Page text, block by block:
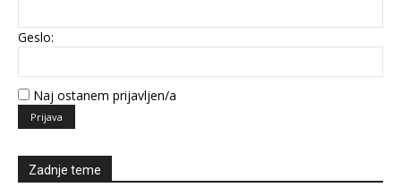
Geslo:
Naj ostanem prijavljen/a
Prijava
Zadnje teme